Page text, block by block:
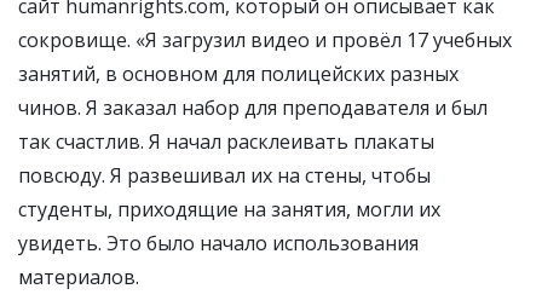
сайт humanrights.com, который он описывает как
сокровище. «Я загрузил видео и провёл 17 учебных
занятий, в основном для полицейских разных
чинов. Я заказал набор для преподавателя и был
так счастлив. Я начал расклеивать плакаты
повсюду. Я развешивал их на стены, чтобы
студенты, приходящие на занятия, могли их
увидеть. Это было начало использования
материалов.